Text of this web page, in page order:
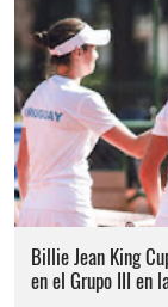
Billie Jean King
en el Grupo III en